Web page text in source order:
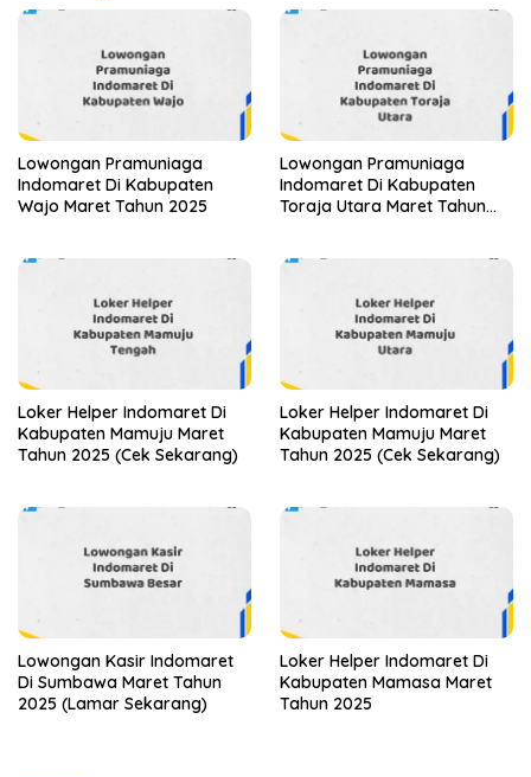
Lowongan Pramuniaga
Indomaret Di Kabupaten
Wajo Maret Tahun 2025
Lowongan Pramuniaga
Indomaret Di Kabupaten
Toraja Utara Maret Tahun
Loker Helper Indomaret Di
Kabupaten Mamuju Maret
Tahun 2025 (Cek Sekarang)
Loker Helper Indomaret Di
Kabupaten Mamuju Maret
Tahun 2025 (Cek Sekarang)
Lowongan Kasir Indomaret
Di Sumbawa Maret Tahun
2025 (Lamar Sekarang)
Loker Helper Indomaret Di
Kabupaten Mamasa Maret
Tahun 2025